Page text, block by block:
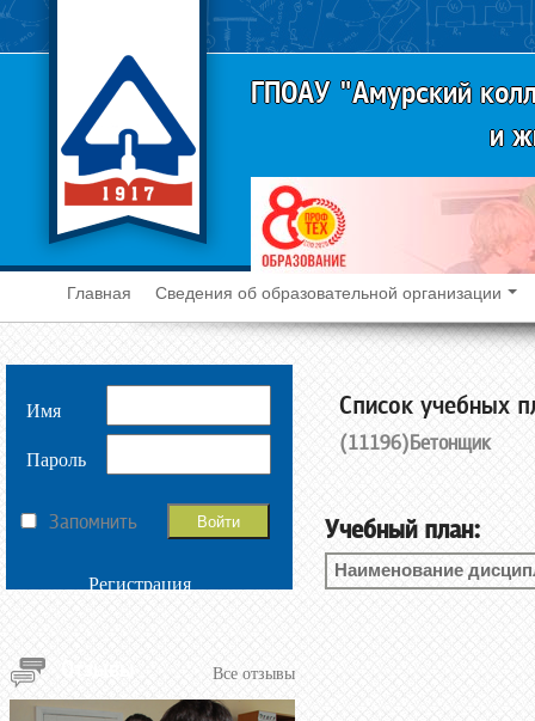
ГПОАУ "Амурский
и
Главная Сведения об образовательной организации
Имя
Пароль
Запомнить
Регистрация
Все отзывы
Cписок учебных
(11196)Бетонщик
Учебный план:
Наименование